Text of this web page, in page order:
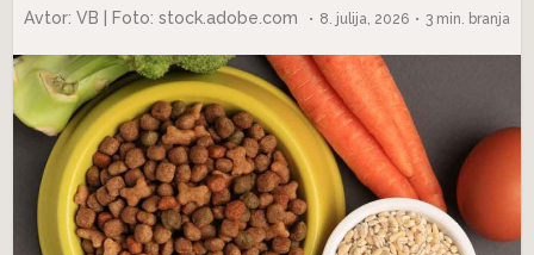
Avtor: VB | Foto: stock.adobe.com 8. julija, 2026 3 min. branja